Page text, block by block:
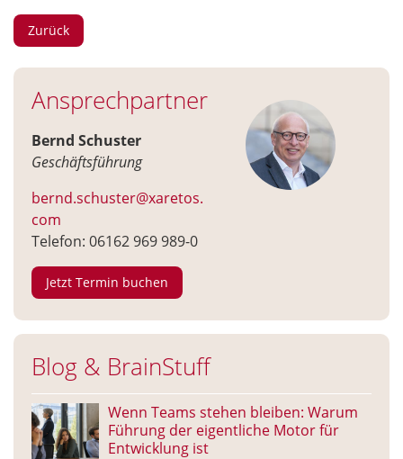
Zurück
Ansprechpartner
Bernd Schuster
Geschäftsführung
bernd.schuster@xaretos.
com
Telefon: 06162 969 989-0
Jetzt Termin buchen
Blog & BrainStuff
Wenn Teams stehen bleiben: Warum
Führung der eigentliche Motor für
Entwicklung ist